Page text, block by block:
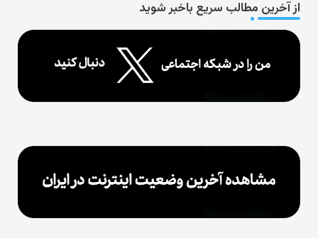
از آخرین مطالب سریع باخبر شوید